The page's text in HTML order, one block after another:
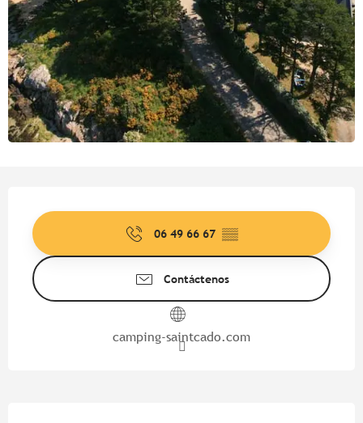
06 49 66 67 ▒▒
Contáctenos
camping-saintcado.com